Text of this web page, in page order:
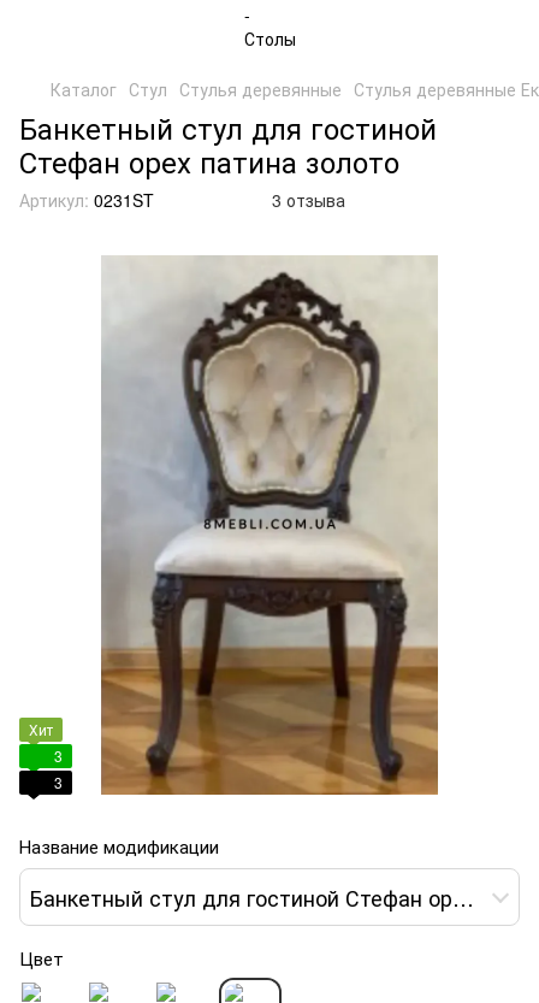
Каталог Стул Стулья деревянные Стулья деревянные
Банкетный стул для гостиной
Стефан орех патина золото
Артикул: 0231ST 3 отзыва
Хит
3
3
Название модификации
Банкетный стул для гостиной Стефан орех патина золото
Цвет